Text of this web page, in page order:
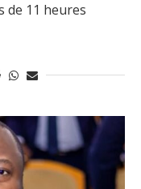
de 11 heures